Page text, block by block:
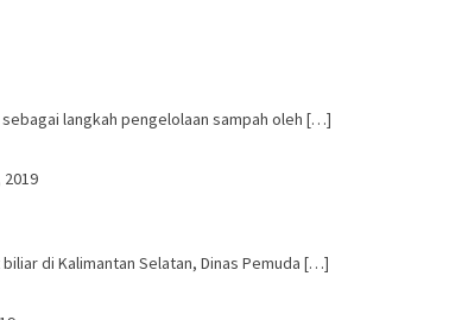
sebagai langkah pengelolaan sampah oleh […]
di Kalimantan Selatan, Dinas Pemuda […]